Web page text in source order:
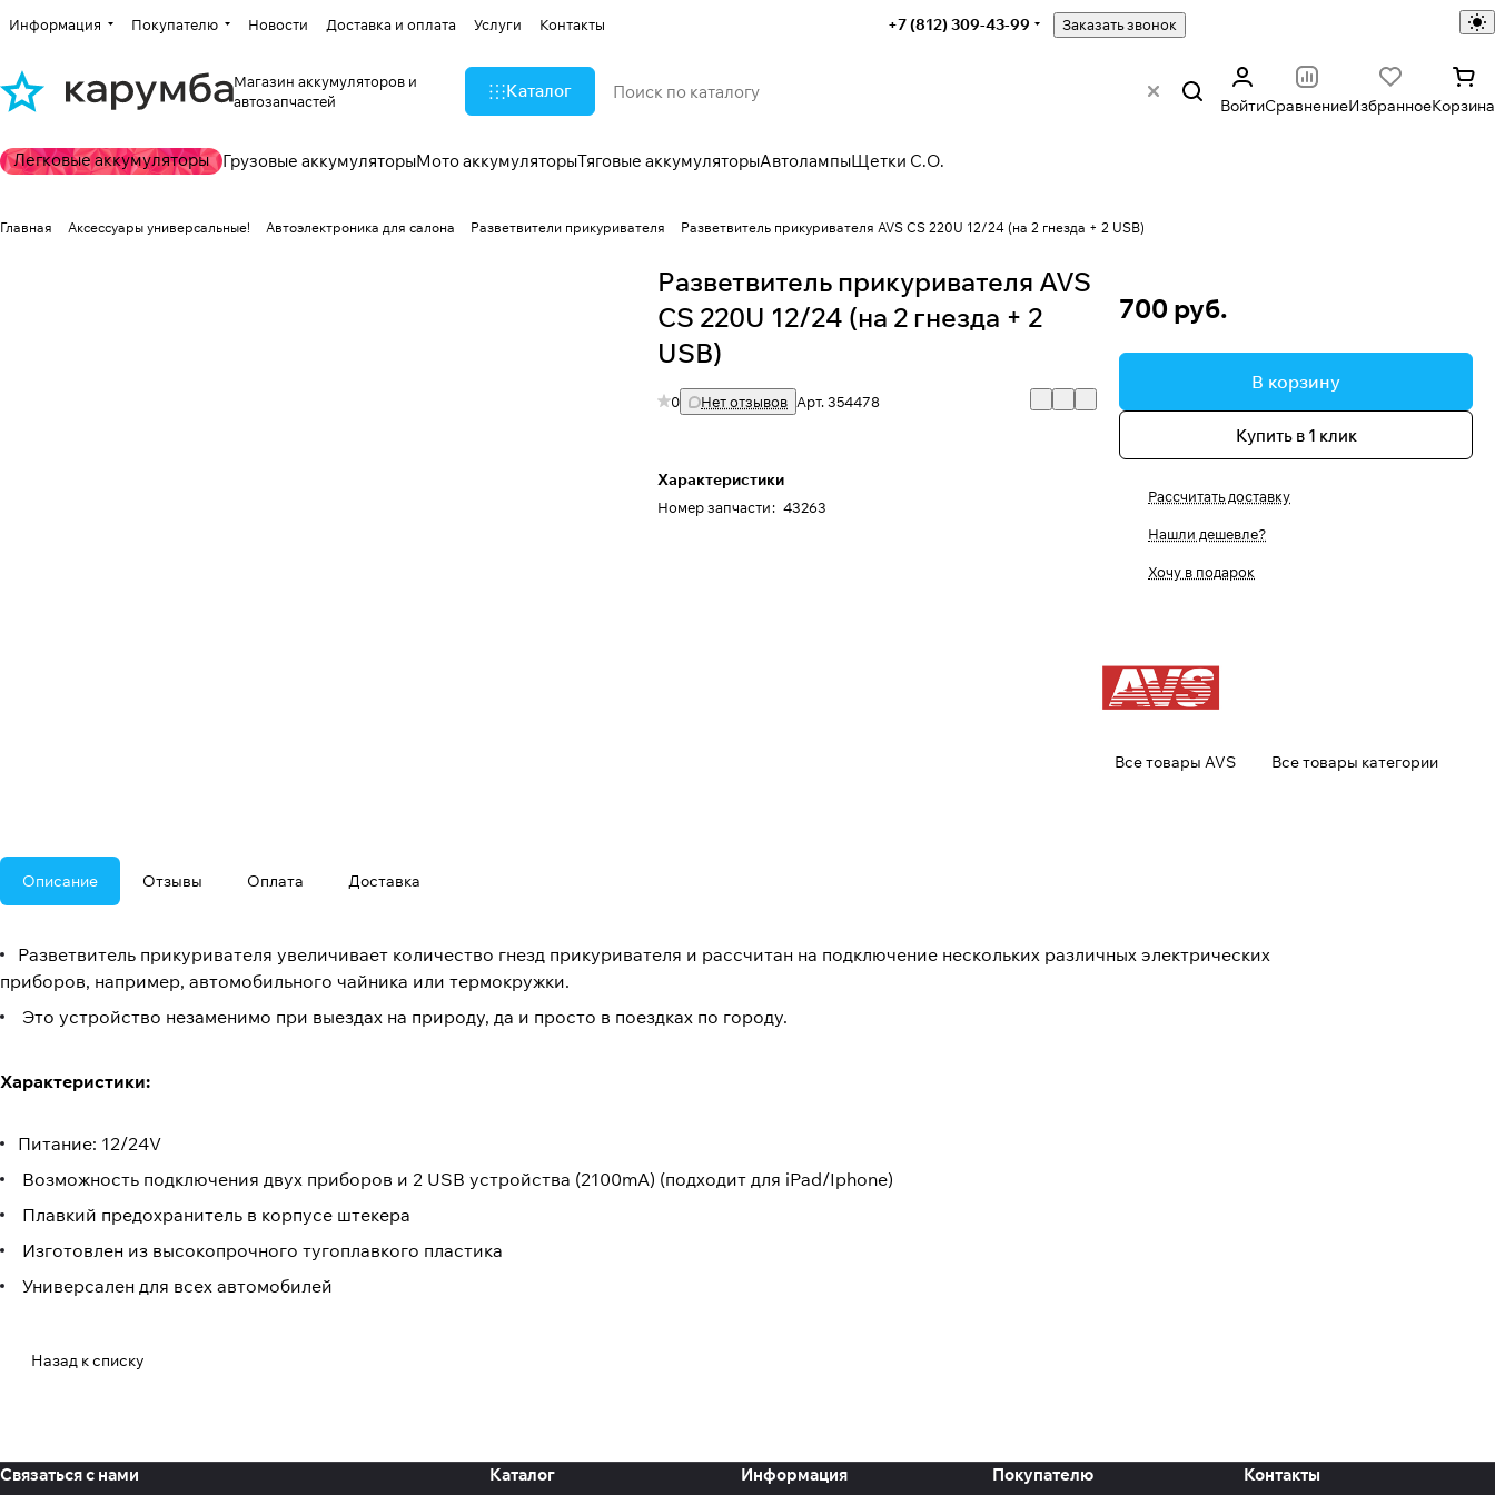
Информация Покупателю Новости Доставка и оплата Услуги Контакты +7 (812) 309-43-99 Заказать звонок
Магазин аккумуляторов и
автозапчастей
Каталог
ВойтиСравнениеИзбранноеКорзина
Легковые аккумуляторы Грузовые аккумуляторыМото аккумуляторыТяговые аккумуляторыАвтолампыЩетки С.О.
Главная Аксессуары универсальные! Автоэлектроника для салона Разветвители прикуривателя Разветвитель прикуривателя AVS CS 220U 12/24 (на 2 гнезда + 2 USB)
Разветвитель прикуривателя AVS
CS 220U 12/24 (на 2 гнезда + 2
USB)
0 Нет отзывов Арт.354478
Характеристики
Номер запчасти: 43263
700 руб.
В корзину
Купить в 1 клик
Рассчитать доставку
Нашли дешевле?
Хочу в подарок
Все товары AVS Все товары категории
Описание Отзывы Оплата Доставка
Разветвитель прикуривателя увеличивает количество гнезд прикуривателя и рассчитан на подключение нескольких различных электрических
приборов, например, автомобильного чайника или термокружки.
Это устройство незаменимо при выездах на природу, да и просто в поездках по городу.
Характеристики:
Питание: 12/24V
Возможность подключения двух приборов и 2 USB устройства (2100mA) (подходит для iPad/Iphone)
Плавкий предохранитель в корпусе штекера
Изготовлен из высокопрочного тугоплавкого пластика
Универсален для всех автомобилей
Назад к списку
Связаться с нами Каталог Информация Покупателю Контакты